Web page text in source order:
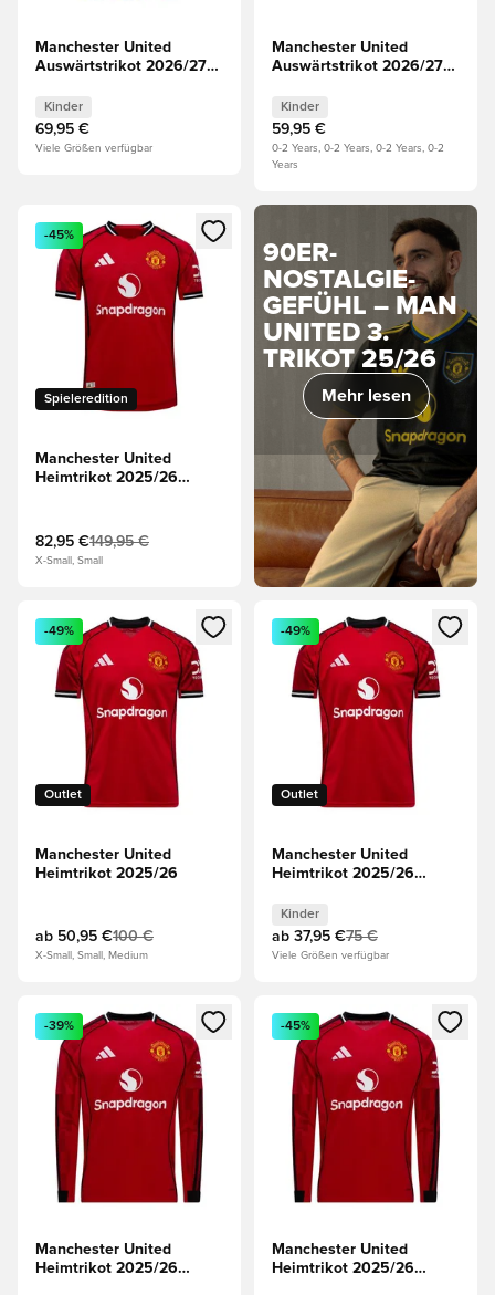
Manchester United
Auswärtstrikot 2026/27
Kinder
69,95 €
Viele Größen verfügbar
Manchester United
Auswärtstrikot 2026/27
Kinder
59,95 €
0-2 Years, 0-2 Years, 0-2 Years, 0-2
Years
Öffnet ein neues Fenster zum Anmelden oder Registrieren
Spieleredition
-45%
Manchester United
Heimtrikot 2025/26
82,95 €149,95 €
X-Small, Small
90ER-
NOSTALGIE-
GEFÜHL – MAN
UNITED 3.
TRIKOT 25/26
Mehr lesen
Öffnet ein neues Fenster zum Anmelden oder Registrieren
Outlet
-49%
Manchester United
Heimtrikot 2025/26
ab 50,95 €100 €
X-Small, Small, Medium
Öffnet ein neues Fenster
Outlet
-49%
Manchester United
Heimtrikot 2025/26
Kinder
ab 37,95 €75 €
Viele Größen verfügbar
Öffnet ein neues Fenster zum Anmelden oder Registrieren
-39%
Manchester United
Heimtrikot 2025/26
Öffnet ein neues Fenster
-45%
Manchester United
Heimtrikot 2025/26